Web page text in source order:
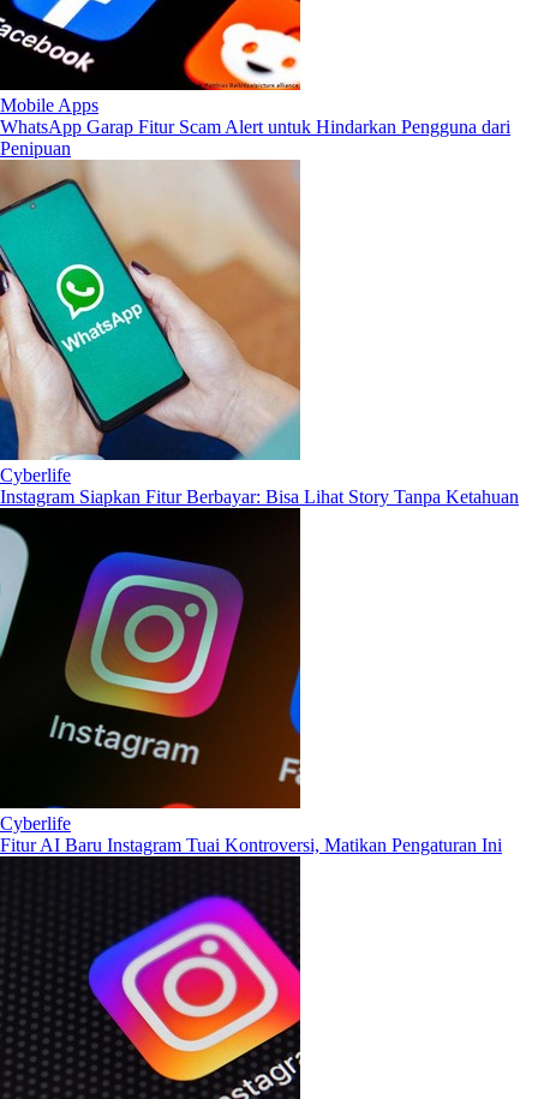
Mobile Apps
WhatsApp Garap Fitur Scam Alert untuk Hindarkan Pengguna dari
Penipuan
Cyberlife
Instagram Siapkan Fitur Berbayar: Bisa Lihat Story Tanpa Ketahuan
Cyberlife
Fitur AI Baru Instagram Tuai Kontroversi, Matikan Pengaturan Ini